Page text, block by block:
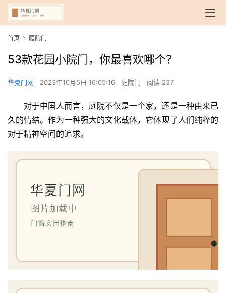
首页 庭院门
53款花园小院门，你最喜欢哪个？
华夏门网 2023年10月5日 16:05:16 庭院门 阅读 237
对于中国人而言，庭院不仅是一个家，还是一种由来已
久的情结。作为一种强大的文化载体，它体现了人们纯粹的
对于精神空间的追求。